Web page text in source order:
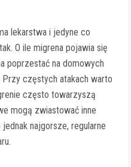
lekarstwa i jedyne co
O ile migrena pojawia się
poprzestać na domowych
częstych atakach warto
często towarzyszą
mogą zwiastować inne
najgorsze, regularne